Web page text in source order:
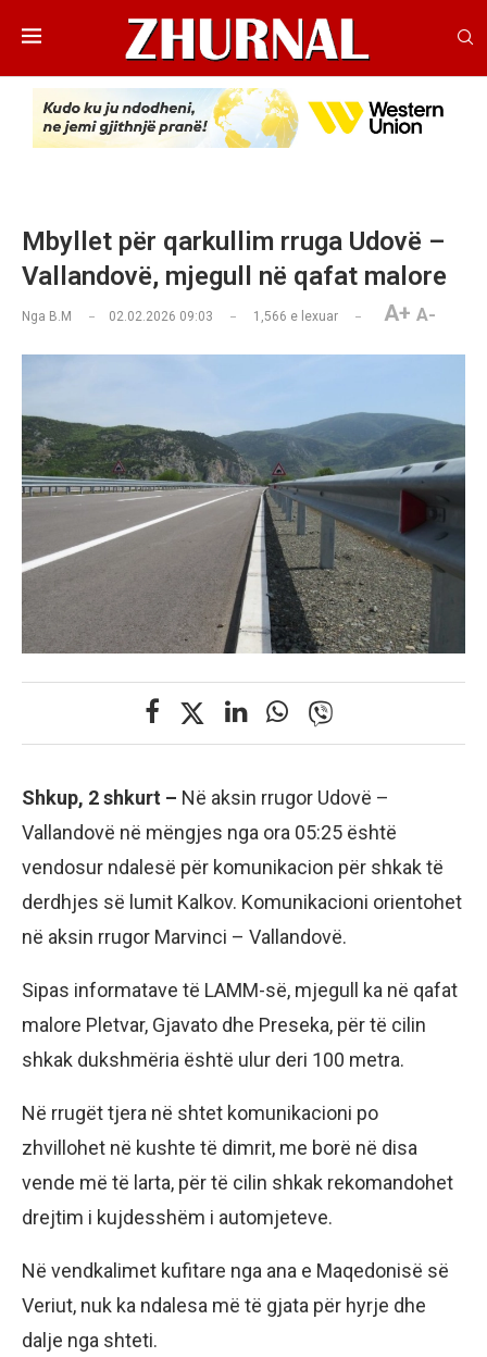
Mbyllet për qarkullim rruga Udovë –
Vallandovë, mjegull në qafat malore
Nga B.M 02.02.2026 09:03 1,566 e lexuar A+ A-
Shkup, 2 shkurt – Në aksin rrugor Udovë –
Vallandovë në mëngjes nga ora 05:25 është
vendosur ndalesë për komunikacion për shkak të
derdhjes së lumit Kalkov. Komunikacioni orientohet
në aksin rrugor Marvinci – Vallandovë.
Sipas informatave të LAMM-së, mjegull ka në qafat
malore Pletvar, Gjavato dhe Preseka, për të cilin
shkak dukshmëria është ulur deri 100 metra.
Në rrugët tjera në shtet komunikacioni po
zhvillohet në kushte të dimrit, me borë në disa
vende më të larta, për të cilin shkak rekomandohet
drejtim i kujdesshëm i automjeteve.
Në vendkalimet kufitare nga ana e Maqedonisë së
Veriut, nuk ka ndalesa më të gjata për hyrje dhe
dalje nga shteti.